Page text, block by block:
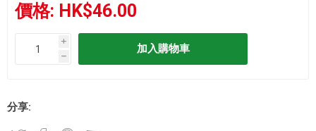
價格: HK$46.00
i
h
分享: